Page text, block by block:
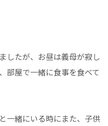
したが、お昼は義母が寂し
部屋で一緒に食事を食べて
一緒にいる時にまた、子供